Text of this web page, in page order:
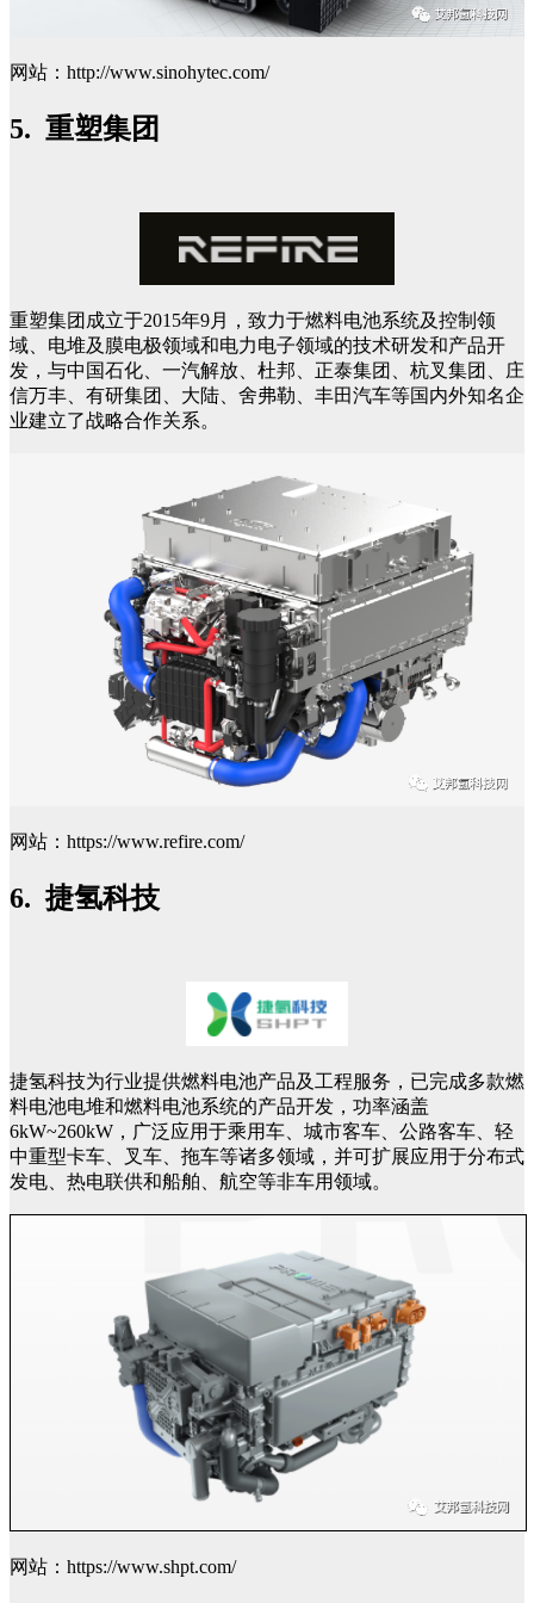
网站：http://www.sinohytec.com/
5. 重塑集团
重塑集团成立于2015年9月，致力于燃料电池系统及控制领
域、电堆及膜电极领域和电力电子领域的技术研发和产品开
发，与中国石化、一汽解放、杜邦、正泰集团、杭叉集团、庄
信万丰、有研集团、大陆、舍弗勒、丰田汽车等国内外知名企
业建立了战略合作关系。
网站：https://www.refire.com/
6. 捷氢科技
捷氢科技为行业提供燃料电池产品及工程服务，已完成多款燃
料电池电堆和燃料电池系统的产品开发，功率涵盖
6kW~260kW，广泛应用于乘用车、城市客车、公路客车、轻
中重型卡车、叉车、拖车等诸多领域，并可扩展应用于分布式
发电、热电联供和船舶、航空等非车用领域。
网站：https://www.shpt.com/